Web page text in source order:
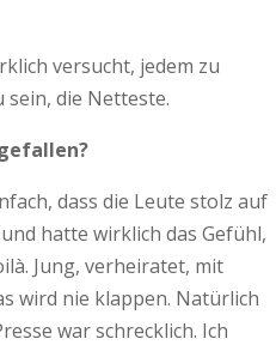
versucht, jedem zu
sein, die Netteste.
dass die Leute stolz auf
hatte wirklich das Gefühl,
Jung, ver­­heiratet, mit
wird nie klappen. Natürlich
war schrecklich. Ich